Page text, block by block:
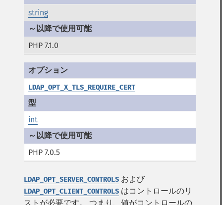
string
PHP 7.1.0
LDAP_OPT_X_TLS_REQUIRE_CERT
int
PHP 7.0.5
LDAP_OPT_SERVER_CONTROLS および
LDAP_OPT_CLIENT_CONTROLS はコントロールのリ
ストが必要です。 つまり、値がコントロールの